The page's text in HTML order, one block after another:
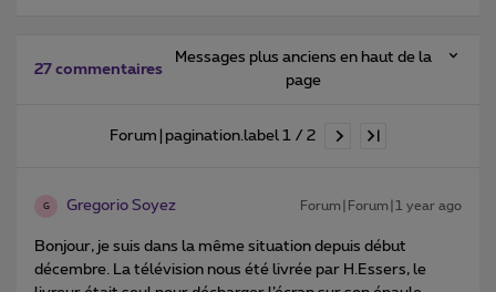
27 commentaires
Messages plus anciens en haut de la
page
Forum|pagination.label 1 / 2
G Gregorio Soyez Forum|Forum|1 year ago
Bonjour, je suis dans la même situation depuis début
décembre. La télévision nous été livrée par H.Essers, le